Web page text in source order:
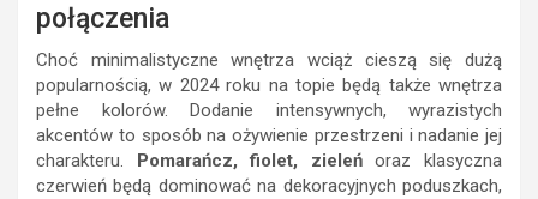
połączenia
Choć minimalistyczne wnętrza wciąż cieszą się dużą
popularnością, w 2024 roku na topie będą także wnętrza
pełne kolorów. Dodanie intensywnych, wyrazistych
akcentów to sposób na ożywienie przestrzeni i nadanie jej
charakteru.
Pomarańcz, fiolet, zieleńoraz klasyczna
czerwień będą dominować na dekoracyjnych poduszkach,